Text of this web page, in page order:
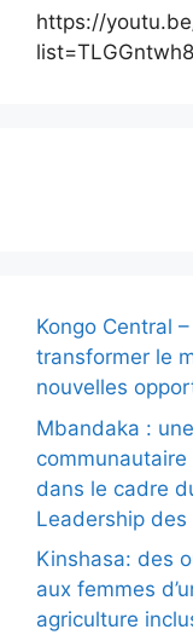
https://
Kongo Central
transformer le
nouvelles
Mbandaka :
dans le cadre
Leadership des
Kinshasa: des
aux femmes
agriculture